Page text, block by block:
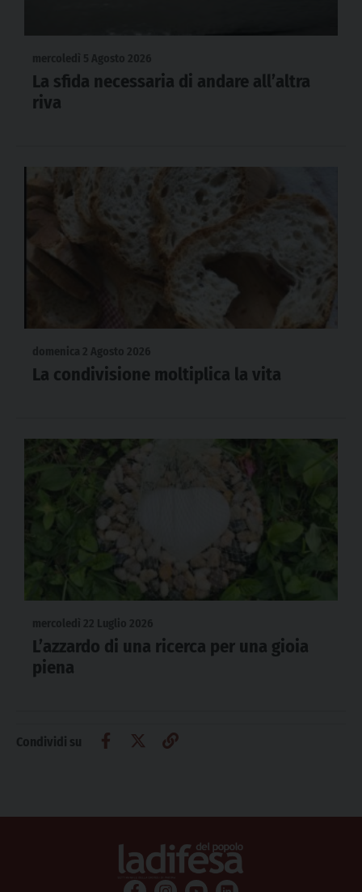
La sfida necessaria di andare all’altra
riva
La condivisione moltiplica la vita
L’azzardo di una ricerca per una gioia
piena
Condividi su